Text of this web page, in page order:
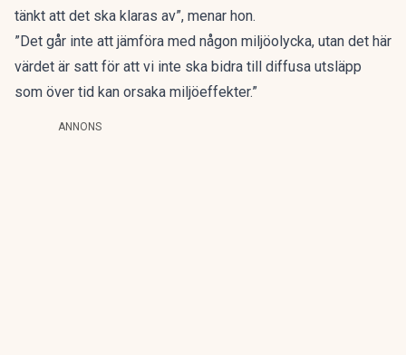
tänkt att det ska klaras av”, menar hon.
”Det går inte att jämföra med någon miljöolycka, utan det här
värdet är satt för att vi inte ska bidra till diffusa utsläpp
som över tid kan orsaka miljöeffekter.”
ANNONS